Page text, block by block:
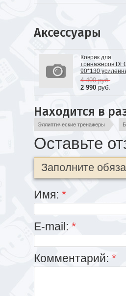
Аксессуары
Коврик для
тренажеров
90*130
4 400руб.
2 990 руб.
Находится в
Эллиптические тренажеры
Оставьте
Заполните
Имя: *
E-mail: *
Комментарий: *